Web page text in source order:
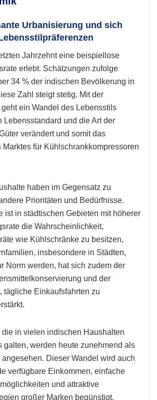
Urbanisierung und sich
Jahrzehnt eine beispiellose
erlebt. Schätzungen zufolge
34 % der indischen Bevölkerung in
Zahl steigt stetig. Mit der
ein Wandel des Lebensstils
Lebensstandard und die Art der
verändert und somit das
Marktes für Kühlschrankkompressoren
haben im Gegensatz zu
Prioritäten und Bedürfnisse.
ist in städtischen Gebieten mit höherer
die Wahrscheinlichkeit,
wie Kühlschränke zu besitzen,
insbesondere in Städten,
Norm werden, hat sich zudem der
und der
tägliche Einkaufsfahrten zu
die in vielen indischen Haushalten
galten, werden heute zunehmend als
Dieser Wandel wird auch
verfügbare Einkommen, einfache
und attraktive
großer Marken begünstigt.